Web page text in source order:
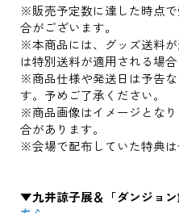
※販売予定数に達した時点
合がございます。
※本商品には、グッズ送料
は特別送料が適用される場合
※商品仕様や発送日は予告
す。予めご了承ください。
※商品画像はイメージとな
合があります。
※会場で配布していた特典は
▼九井諒子展＆「ダンジョ